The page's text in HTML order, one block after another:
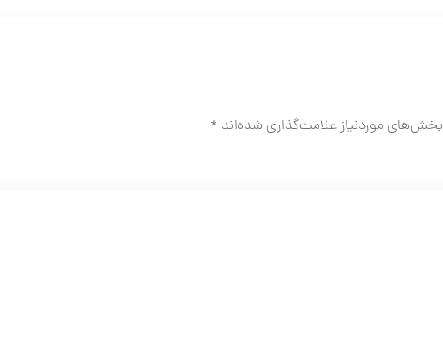
بخش‌های موردنیاز علامت‌گذاری شده‌اند *